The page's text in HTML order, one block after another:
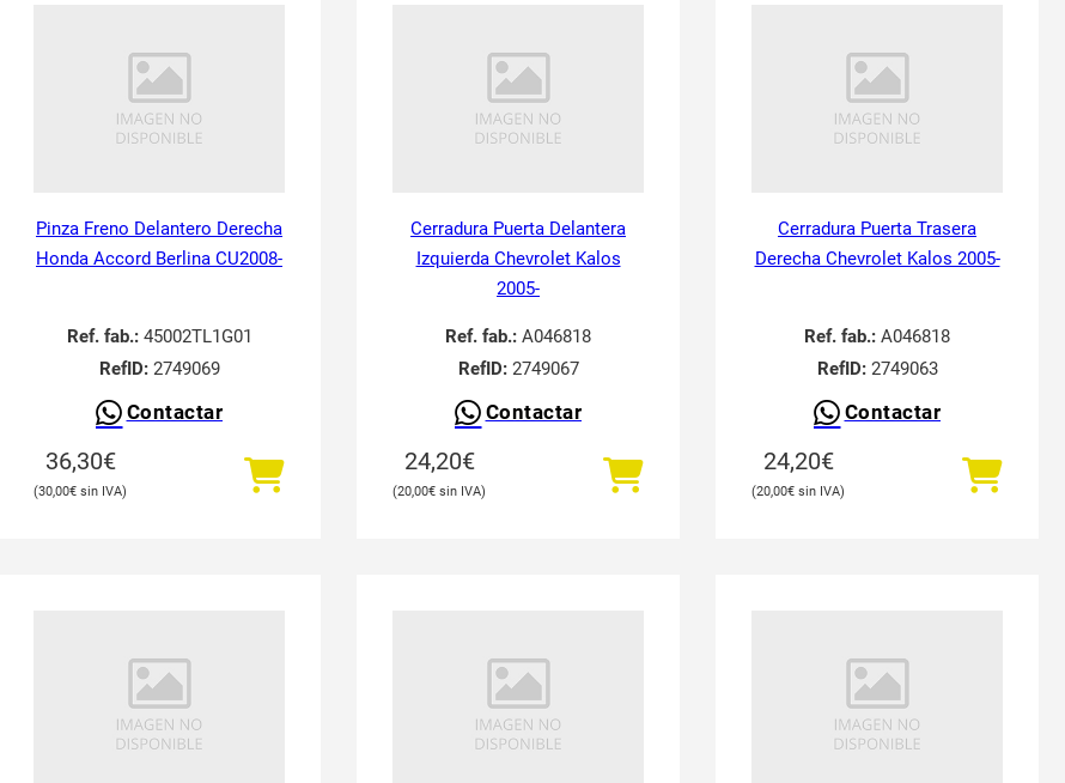
Pinza Freno Delantero Derecha
Honda Accord Berlina CU2008-
Ref. fab.:45002TL1G01
RefID:2749069
Contactar
36,30€
30,00€
Cerradura Puerta Delantera
Izquierda Chevrolet Kalos
2005-
Ref. fab.: A046818
RefID:2749067
Contactar
24,20€
20,00€
Cerradura Puerta Trasera
Derecha Chevrolet Kalos 2005-
Ref. fab.: A046818
RefID:2749063
Contactar
24,20€
20,00€